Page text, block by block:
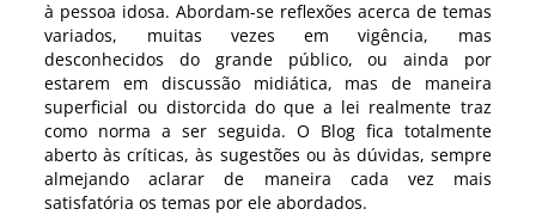
à pessoa idosa. Abordam-se reflexões acerca de temas
variados, muitas vezes em vigência, mas
desconhecidos do grande público, ou ainda por
estarem em discussão midiática, mas de maneira
superficial ou distorcida do que a lei realmente traz
como norma a ser seguida. O Blog fica totalmente
aberto às críticas, às sugestões ou às dúvidas, sempre
almejando aclarar de maneira cada vez mais
satisfatória os temas por ele abordados.